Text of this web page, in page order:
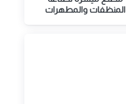
المنظفات والمطهرات